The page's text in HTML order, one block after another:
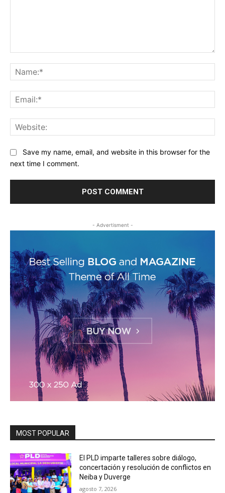
Save my name, email, and website in this browser for the
next time I comment.
- Advertisment -
MOST POPULAR
El PLD imparte talleres sobre diálogo,
concertación y resolución de conflictos en
Neiba y Duverge
agosto 7, 2026